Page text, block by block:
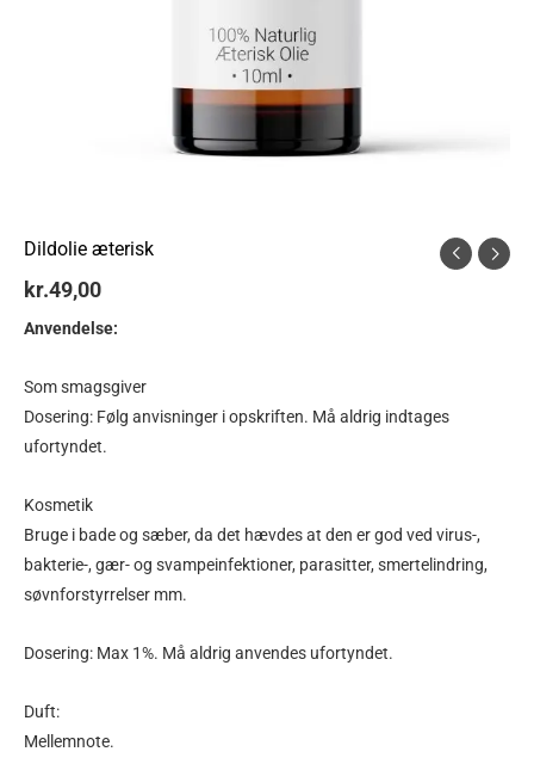
Dildolie æterisk
kr.49,00
Anvendelse:
Som smagsgiver
Dosering: Følg anvisninger i opskriften. Må aldrig indtages
ufortyndet.
Kosmetik
Bruge i bade og sæber, da det hævdes at den er god ved virus-,
bakterie-, gær- og svampeinfektioner, parasitter, smertelindring,
søvnforstyrrelser mm.
Dosering: Max 1%. Må aldrig anvendes ufortyndet.
Duft:
Mellemnote.